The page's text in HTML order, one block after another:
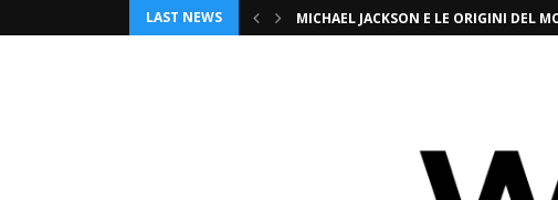
LAST NEWS MICHAEL JACKSON E LE ORIGINI DEL